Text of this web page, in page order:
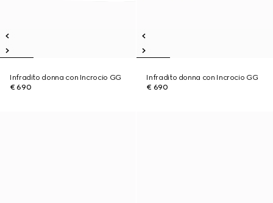
Infradito donna con Incrocio GG
€ 690
Infradito donna con Incrocio GG
€ 690